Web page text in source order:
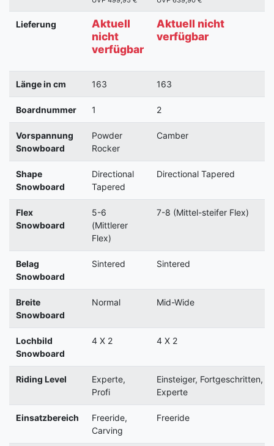
Lieferung
Aktuell
nicht
verfügbar
Aktuell nicht
verfügbar
Länge in cm 163 163
Boardnummer 1 2
Vorspannung
Snowboard
Powder
Rocker
Camber
Shape
Snowboard
Directional
Tapered
Directional Tapered
Flex
Snowboard
5-6
(Mittlerer
Flex)
7-8 (Mittel-steifer Flex)
Belag
Snowboard
Sintered Sintered
Breite
Snowboard
Normal Mid-Wide
Lochbild
Snowboard
4 X 2 4 X 2
Riding Level
Experte,
Profi
Einsteiger, Fortgeschritten,
Experte
Einsatzbereich
Freeride,
Carving
Freeride